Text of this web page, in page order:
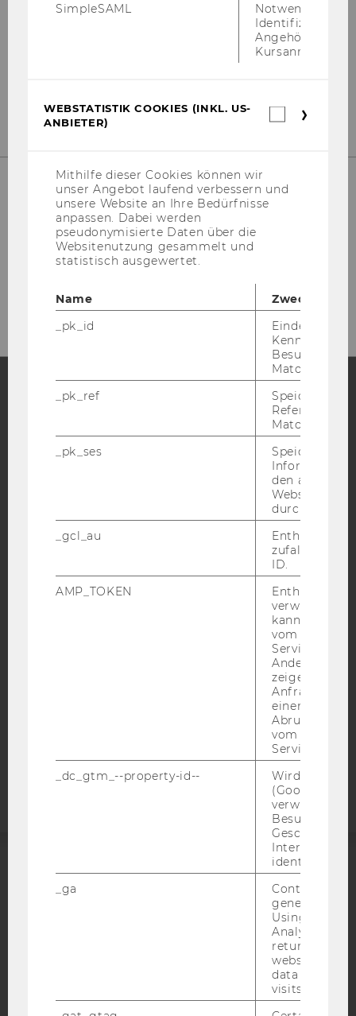
Blog
Bluesky
IMPRESSUM
BARRIEREFREIHEITSERKLÄRUNG WEBSEITE
DATENSCHUTZERKLÄRUNG SOCIAL MEDIA
STUDIENBEWERBER*INNEN UND STUDIERENDE
Barrierefreiheitserklärung
Webseite
AMBA
SimpleSAML
Notwendig zur
Identifizierung
Angehörige/r für
Kursanmeldung.
WEBSTATISTIK COOKIES (INKL. US-
ANBIETER)
Mithilfe dieser Cookies können wir
unser Angebot laufend verbessern und
unsere Website an Ihre Bedürfnisse
anpassen. Dabei werden
pseudonymisierte Daten über die
Websitenutzung gesammelt und
statistisch ausgewertet.
Name
Zweck
_pk_id
Eindeutige
Besuchers
Matomo.
_pk_ref
Speicherung
Referrers
Matomo.
_pk_ses
Speicherung
den aktuellen
durch
_gcl_au
Enthält eine
ID.
AMP_TOKEN
Enthält ein
verwendet
kann, um
vom AMP-
Service
Andere
zeigen Opt-
Anfrage im
einen Fehler
Abrufen
vom AMP
Service an.
_dc_gtm_--property-id--
Wird von
(Google Tag
verwendet,
Besucher
Geschlecht
Interessen zu
identifizieren.
_ga
Contains a
generated
Using this
Analytics can
returning
website and
data from
visits.